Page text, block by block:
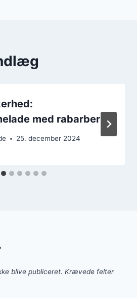
med rabarber
25. december 2024
blive publiceret. Krævede felter